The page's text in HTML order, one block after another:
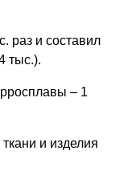
раз и составил
тыс.).
– 1
и изделия